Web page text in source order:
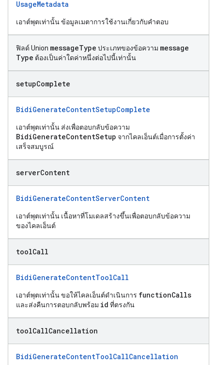
UsageMetadata
เอาต์พุตเท่านั้น ข้อมูลเมตาการใช้งานเกี่ยวกับคำตอบ
ฟิลด์ Union messageType ประเภทของข้อความ message
Type ต้องเป็นค่าใดค่าหนึ่งต่อไปนี้เท่านั้น
setupComplete
BidiGenerateContentSetupComplete
เอาต์พุตเท่านั้น ส่งเพื่อตอบกลับข้อความ
BidiGenerateContentSetup จากไคลเอ็นต์เมื่อการตั้งค่า
เสร็จสมบูรณ์
serverContent
BidiGenerateContentServerContent
เอาต์พุตเท่านั้น เนื้อหาที่โมเดลสร้างขึ้นเพื่อตอบกลับข้อความ
ของไคลเอ็นต์
toolCall
BidiGenerateContentToolCall
เอาต์พุตเท่านั้น ขอให้ไคลเอ็นต์ดำเนินการ functionCalls
และส่งคืนการตอบกลับพร้อม id ที่ตรงกัน
toolCallCancellation
BidiGenerateContentToolCallCancellation